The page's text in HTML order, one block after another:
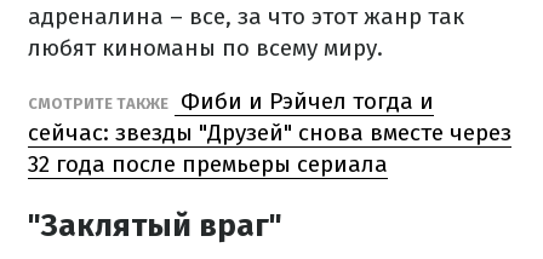
адреналина – все, за что этот жанр так
любят киноманы по всему миру.
СМОТРИТЕ ТАКЖЕ
Фиби и Рэйчел тогда и
сейчас: звезды "Друзей" снова вместе через
32 года после премьеры сериала
"Заклятый враг"